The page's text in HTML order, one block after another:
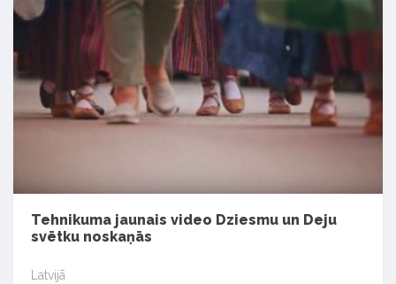
Tehnikuma jaunais video Dziesmu un Deju
svētku noskaņās
Latvijā